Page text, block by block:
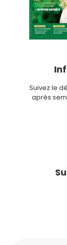
Suivez le
après